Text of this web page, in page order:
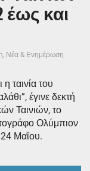
έως και
Νέα & Ενημέρωση
ταινία του
έγινε δεκτή
Ταινιών, το
Ολύμπιον
24 Μαΐου.